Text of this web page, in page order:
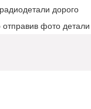
дорого
фото